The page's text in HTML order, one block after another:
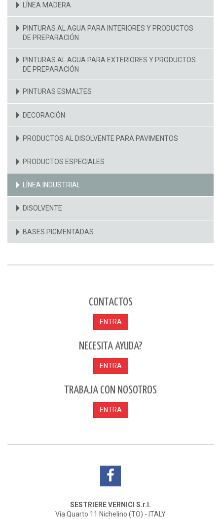
LÍNEA MADERA
PINTURAS AL AGUA PARA INTERIORES Y PRODUCTOS
DE PREPARACIÓN
PINTURAS AL AGUA PARA EXTERIORES Y PRODUCTOS
DE PREPARACIÓN
PINTURAS ESMALTES
DECORACIÓN
PRODUCTOS AL DISOLVENTE PARA PAVIMENTOS
PRODUCTOS ESPECIALES
LÍNEA INDUSTRIAL
DISOLVENTE
BASES PIGMENTADAS
CONTACTOS
ENTRA
NECESITA AYUDA?
ENTRA
TRABAJA CON NOSOTROS
ENTRA
SESTRIERE VERNICI S.r.l.
Via Quarto 11 Nichelino (TO) - ITALY